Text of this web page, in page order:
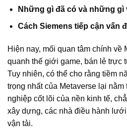
Những gì đã có và những gì
Cách Siemens tiếp cận vấn
Hiện nay, mối quan tâm chính về
quanh thế giới game, bán lẻ trực
Tuy nhiên, có thể cho rằng tiềm
trọng nhất của Metaverse lại nằm
nghiệp cốt lõi của nền kinh tế,
xây dựng, các nhà điều hành
vận tải.